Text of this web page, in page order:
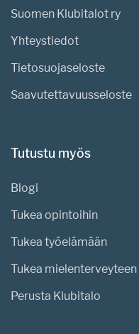
Suomen Klubitalot ry
Yhteystiedot
Tietosuojaseloste
Saavutettavuusseloste
Tutustu myös
Blogi
Tukea opintoihin
Tukea työelämään
Tukea mielenterveyteen
Perusta Klubitalo